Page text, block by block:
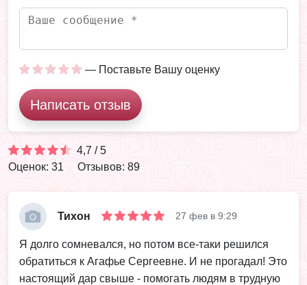
— Поставьте Вашу оценку
Написать отзыв
4,7 / 5
Оценок: 31
Отзывов: 89
Тихон 27 фев в 9:29
Я долго сомневался, но потом все-таки решился
обратиться к Агафье Сергеевне. И не прогадал! Это
настоящий дар свыше - помогать людям в трудную